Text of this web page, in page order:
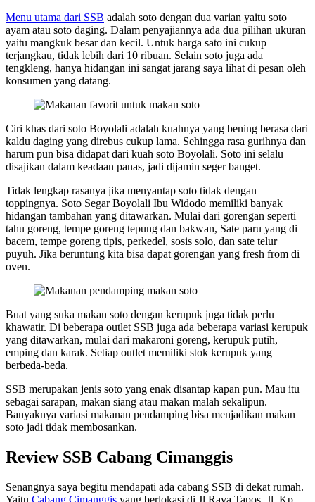
Menu utama dari SSB adalah soto dengan dua varian yaitu soto
ayam atau soto daging. Dalam penyajiannya ada dua pilihan ukuran
yaitu mangkuk besar dan kecil. Untuk harga sato ini cukup
terjangkau, tidak lebih dari 10 ribuan. Selain soto juga ada
tengkleng, hanya hidangan ini sangat jarang saya lihat di pesan oleh
konsumen yang datang.
Ciri khas dari soto Boyolali adalah kuahnya yang bening berasa dari
kaldu daging yang direbus cukup lama. Sehingga rasa gurihnya dan
harum pun bisa didapat dari kuah soto Boyolali. Soto ini selalu
disajikan dalam keadaan panas, jadi dijamin seger banget.
Tidak lengkap rasanya jika menyantap soto tidak dengan
toppingnya. Soto Segar Boyolali Ibu Widodo memiliki banyak
hidangan tambahan yang ditawarkan. Mulai dari gorengan seperti
tahu goreng, tempe goreng tepung dan bakwan, Sate paru yang di
bacem, tempe goreng tipis, perkedel, sosis solo, dan sate telur
puyuh. Jika beruntung kita bisa dapat gorengan yang fresh from di
oven.
Buat yang suka makan soto dengan kerupuk juga tidak perlu
khawatir. Di beberapa outlet SSB juga ada beberapa variasi kerupuk
yang ditawarkan, mulai dari makaroni goreng, kerupuk putih,
emping dan karak. Setiap outlet memiliki stok kerupuk yang
berbeda-beda.
SSB merupakan jenis soto yang enak disantap kapan pun. Mau itu
sebagai sarapan, makan siang atau makan malah sekalipun.
Banyaknya variasi makanan pendamping bisa menjadikan makan
soto jadi tidak membosankan.
Review SSB Cabang Cimanggis
Senangnya saya begitu mendapati ada cabang SSB di dekat rumah.
Yaitu Cabang Cimanggis yang berlokasi di Jl Raya Tapos Jl. Kp.